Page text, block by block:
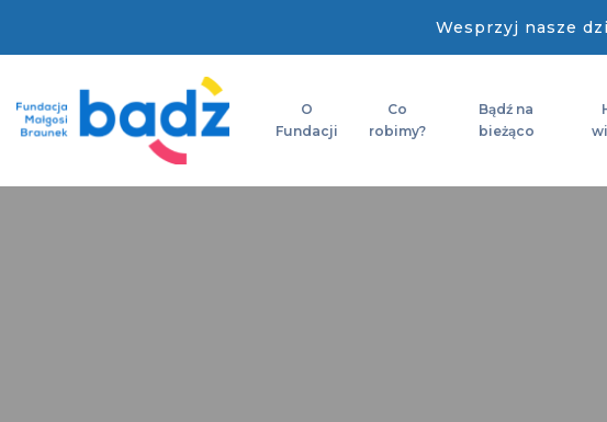
Wesprzyj nasze
O
Fundacji
Co
robimy?
Bądź na
bieżąco